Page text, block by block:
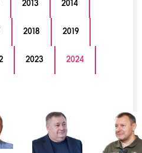
2013 2014
2018 2019
2023 2024